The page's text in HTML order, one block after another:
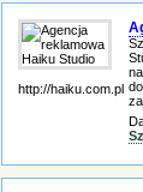
http://haiku.com.pl